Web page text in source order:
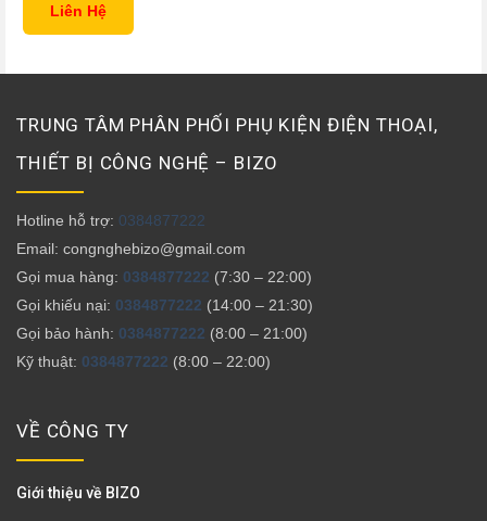
Liên Hệ
TRUNG TÂM PHÂN PHỐI PHỤ KIỆN ĐIỆN THOẠI,
THIẾT BỊ CÔNG NGHỆ – BIZO
Hotline hỗ trợ: 0384877222
Email: congnghebizo@gmail.com
Gọi mua hàng: 0384877222 (7:30 – 22:00)
Gọi khiếu nại: 0384877222 (14:00 – 21:30)
Gọi bảo hành: 0384877222 (8:00 – 21:00)
Kỹ thuật: 0384877222 (8:00 – 22:00)
VỀ CÔNG TY
Giới thiệu về BIZO